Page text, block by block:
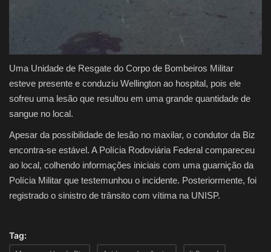
Uma Unidade de Resgate do Corpo de Bombeiros Militar
esteve presente e conduziu Wellington ao hospital, pois ele
sofreu uma lesão que resultou em uma grande quantidade de
sangue no local.
Apesar da possibilidade de lesão no maxilar, o condutor da Biz
encontra-se estável. A Polícia Rodoviária Federal compareceu
ao local, colhendo informações iniciais com uma guarnição da
Polícia Militar que testemunhou o incidente. Posteriormente, foi
registrado o sinistro de trânsito com vítima na UNISP.
Tag: